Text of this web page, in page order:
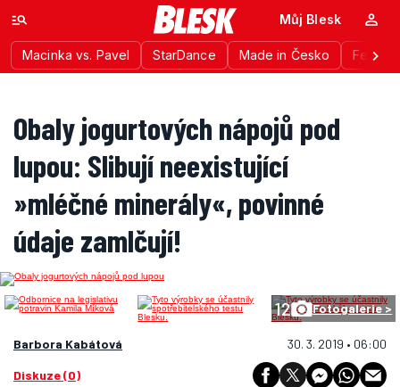
Macinka vs. Pavel StarDance Made in Česko
Můj Blesk
Obaly jogurtových nápojů pod
lupou: Slibují neexistující
»mléčné minerály«, povinné
údaje zamlčují!
12 Fotogalerie >
Barbora Kabátová 30. 3. 2019 • 06:00
Diskuze (0)